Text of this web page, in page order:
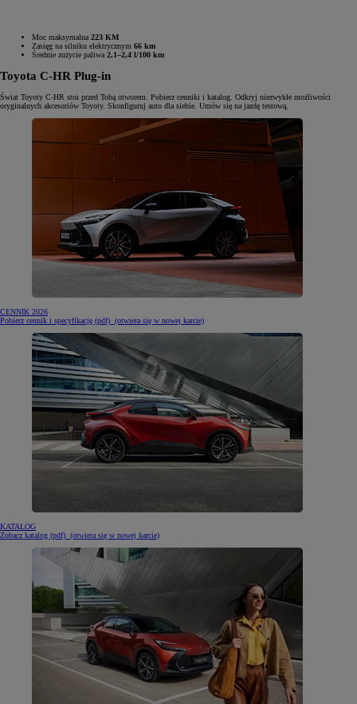
Moc maksymalna 223 KM
Zasięg na silniku elektrycznym 66 km
Średnie zużycie paliwa 2,1–2,4 l/100 km
Toyota C-HR Plug-in
Świat Toyoty C-HR stoi przed Tobą otworem. Pobierz cenniki i katalog. Odkryj niezwykłe możliwości
oryginalnych akcesoriów Toyoty. Skonfiguruj auto dla siebie. Umów się na jazdę testową.
CENNIK 2026
Pobierz cennik i specyfikację (pdf) (otwiera się w nowej karcie)
KATALOG
Zobacz katalog (pdf) (otwiera się w nowej karcie)